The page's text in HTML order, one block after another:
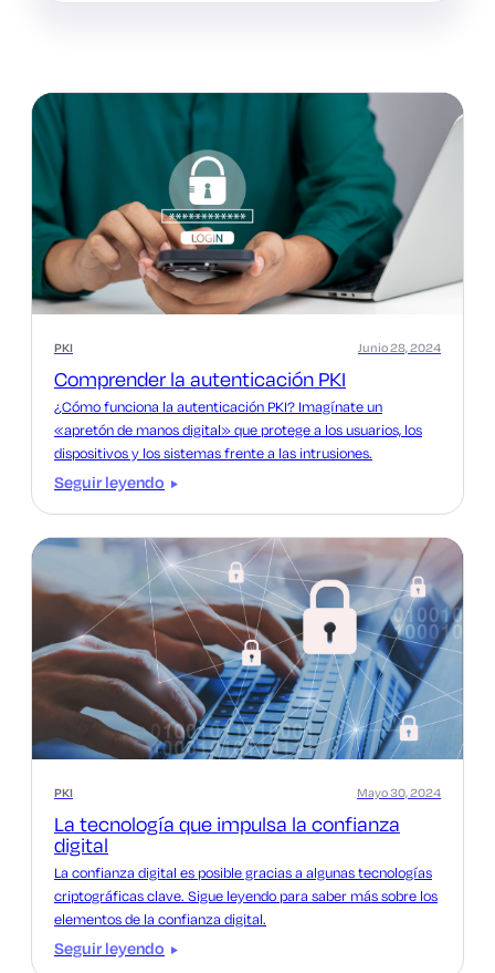
PKI
Comprender la autenticación PKI
Junio 28, 2024
¿Cómo funciona la autenticación PKI? Imagínate un
«apretón de manos digital» que protege a los usuarios, los
dispositivos y los sistemas frente a las intrusiones.
Seguir leyendo
PKI
La tecnología que impulsa la confianza
digital
Mayo 30, 2024
La confianza digital es posible gracias a algunas tecnologías
criptográficas clave. Sigue leyendo para saber más sobre los
elementos de la confianza digital.
Seguir leyendo